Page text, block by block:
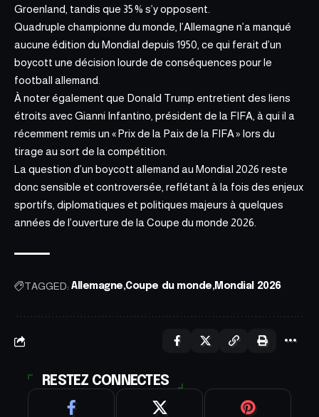
Groenland, tandis que 35 % s’y opposent.
Quadruple championne du monde, l’Allemagne n’a manqué
aucune édition du Mondial depuis 1950, ce qui ferait d’un
boycott une décision lourde de conséquences pour le
football allemand.
À noter également que Donald Trump entretient des liens
étroits avec Gianni Infantino, président de la FIFA, à qui il a
récemment remis un « Prix de la Paix de la FIFA » lors du
tirage au sort de la compétition.
La question d’un boycott allemand au Mondial 2026 reste
donc sensible et controversée, reflétant à la fois des enjeux
sportifs, diplomatiques et politiques majeurs à quelques
années de l’ouverture de la Coupe du monde 2026.
TAGGED: Allemagne Coupe du monde Mondial 2026
RESTEZ CONNECTES